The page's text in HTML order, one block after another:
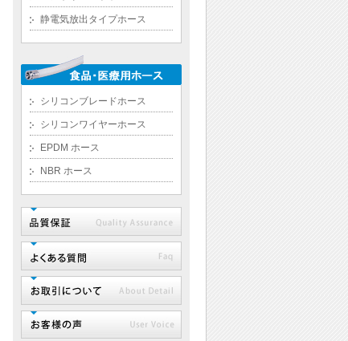
静電気放出タイプホース
シリコンブレードホース
シリコンワイヤーホース
EPDM ホース
NBR ホース